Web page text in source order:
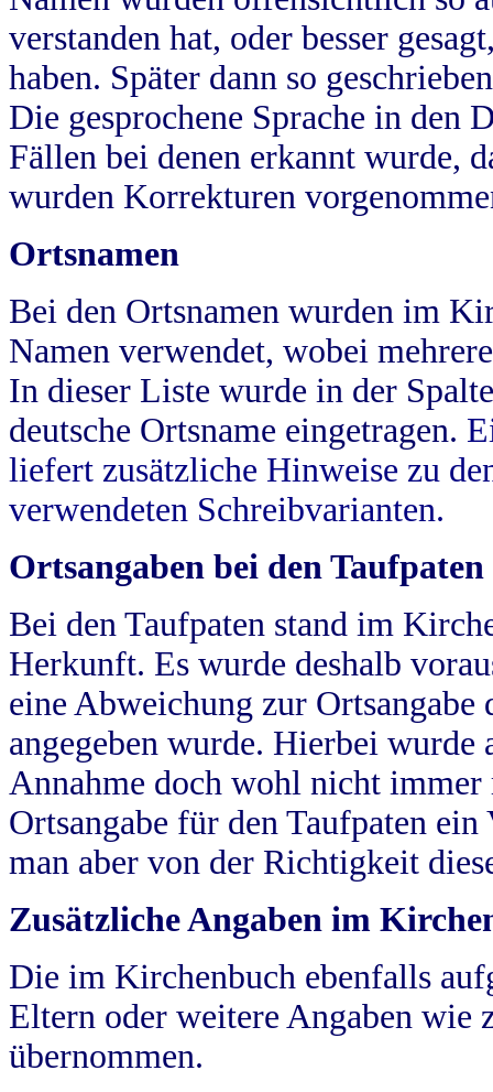
verstanden hat, oder besser
haben. Später dann so
Die gesprochene Sprache in
Fällen bei denen erkannt wurde,
wurden Korrekturen
Ortsnamen
Bei den Ortsnamen wurden im
Namen verwendet, wobei
In dieser Liste wurde in der
deutsche Ortsname eingetragen.
liefert zusätzliche Hinweise zu
verwendeten Schreibvarianten.
Ortsangaben bei den Taufpaten
Bei den Taufpaten stand im
Herkunft. Es wurde deshalb
eine Abweichung zur
angegeben wurde. Hierbei wurde
Annahme doch wohl nicht
Ortsangabe für den Taufpaten
man aber von der Richtigkeit
Zusätzliche Angaben im
Die im Kirchenbuch ebenfalls
Eltern oder weitere Angaben wie
übernommen.